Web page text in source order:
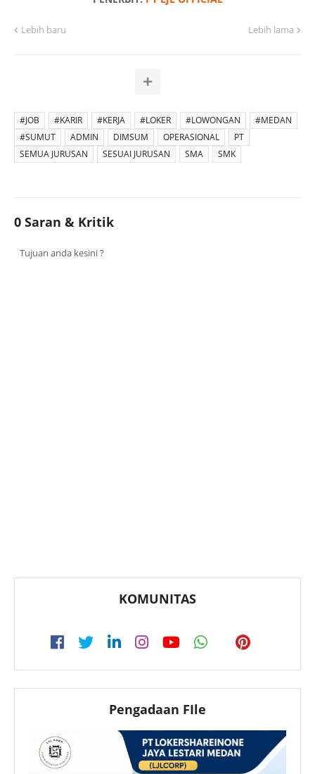
Lebih baru Lebih lama
#JOB #KARIR #KERJA #LOKER #LOWONGAN
#MEDAN
#SUMUT
ADMIN DIMSUM OPERASIONAL
PT
SEMUA JURUSAN
SESUAI JURUSAN SMA SMK
0 Saran & Kritik
Tujuan anda kesini ?
KOMUNITAS
Pengadaan FIle